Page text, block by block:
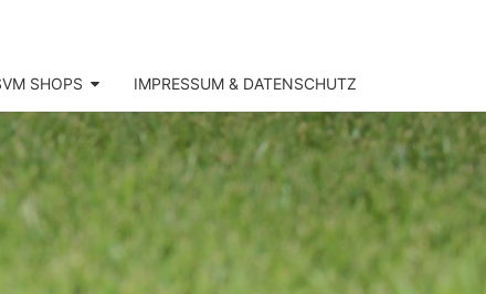
SHOPS IMPRESSUM & DATENSCHUTZ